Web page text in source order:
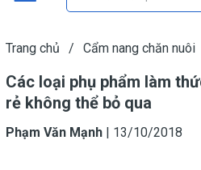
Trang chủ / Cẩm nang chăn nuôi
Các loại phụ phẩm làm
rẻ không thể bỏ qua
Phạm Văn Mạnh | 13/10/2018